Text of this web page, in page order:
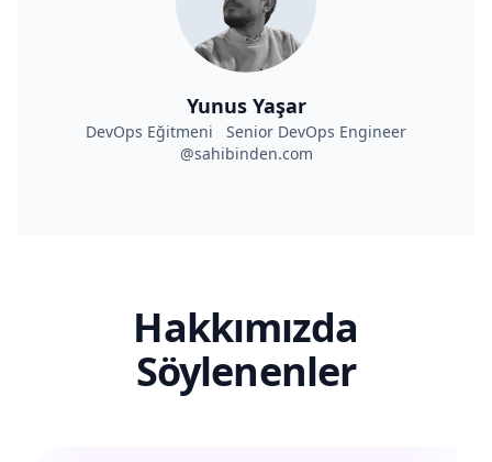
Yunus Yaşar
DevOps Eğitmeni Senior DevOps Engineer
@sahibinden.com
Hakkımızda
Söylenenler